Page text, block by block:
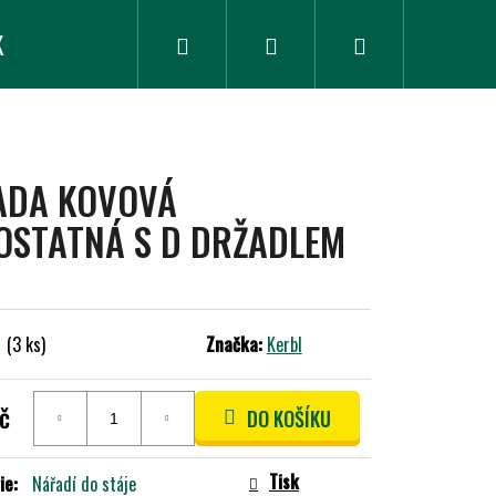
ZLEVNĚNÉ ZBOŽÍHledat Přihlášení Nákupní
KOVOVÁ
S D DRŽADLEM
(3 ks) Značka: Kerbl
DO KOŠÍKU
: Nářadí do stáje
Tisk